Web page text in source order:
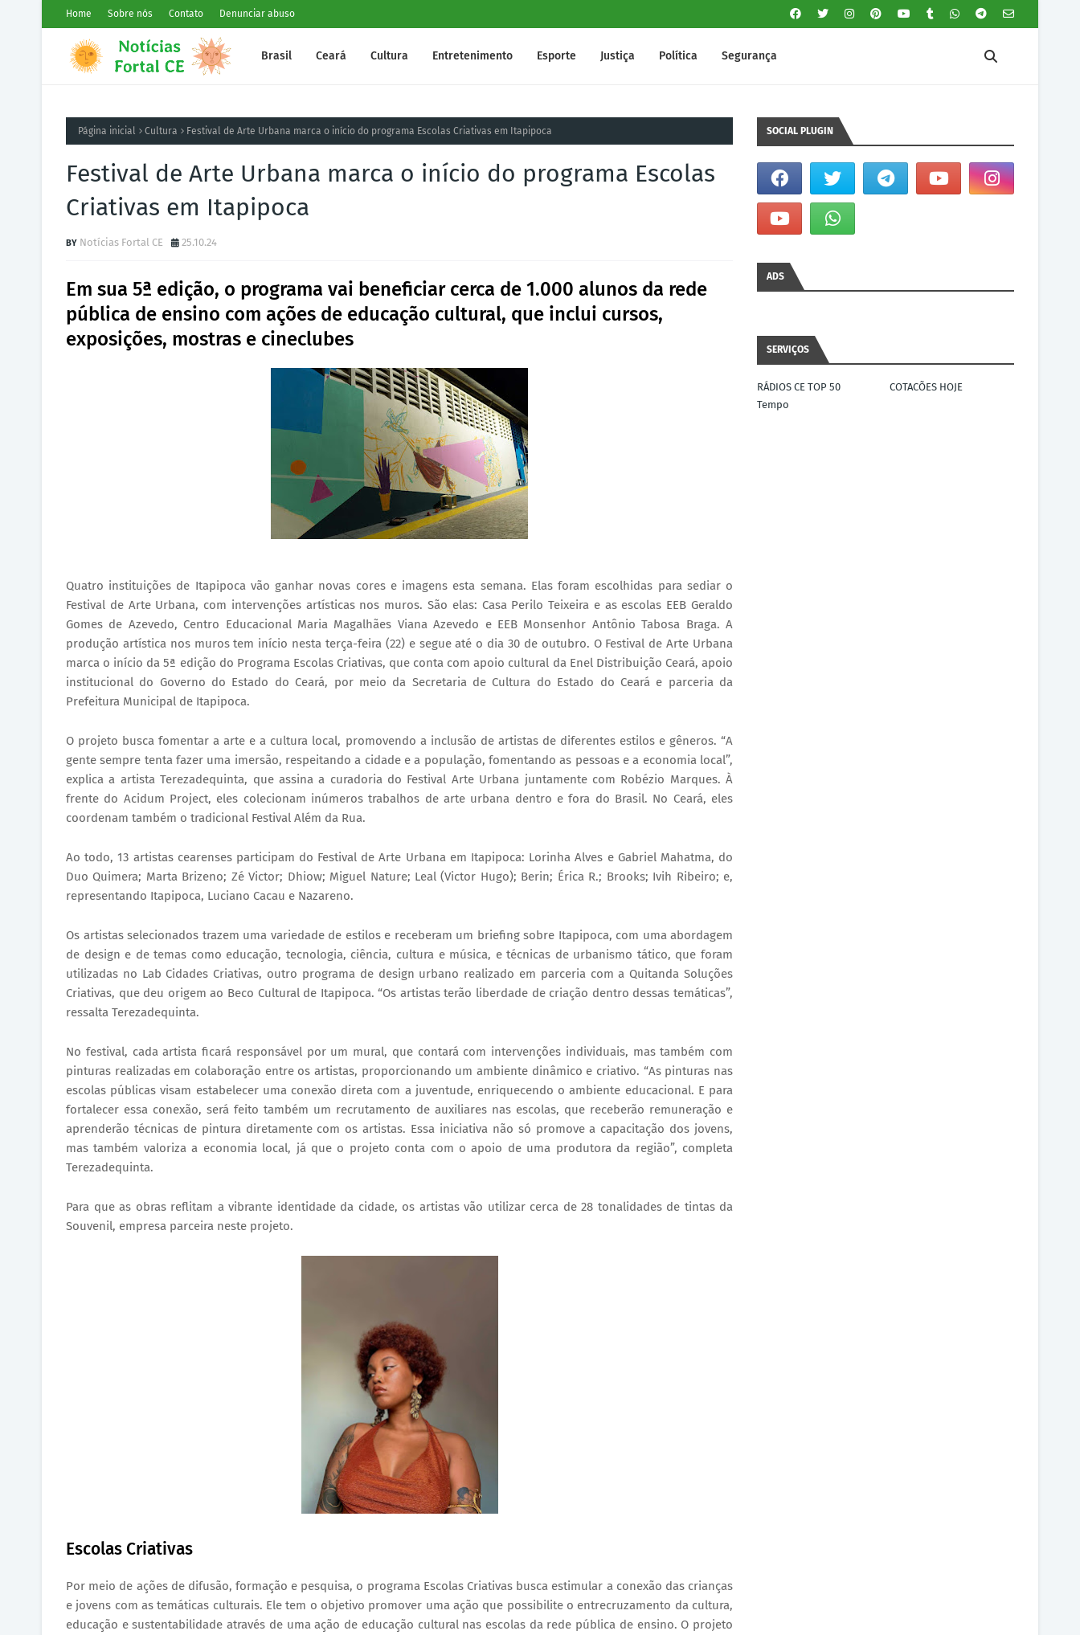
Home Sobre nós Contato Denunciar abuso
Brasil Ceará Cultura Entretenimento Esporte Justiça Política Segurança
Página inicial Cultura Festival de Arte Urbana marca o início do programa Escolas Criativas em Itapipoca
Festival de Arte Urbana marca o início do programa Escolas
Criativas em Itapipoca
Notícias Fortal CE 25.10.24
Em sua 5ª edição, o programa vai beneficiar cerca de 1.000 alunos da rede
pública de ensino com ações de educação cultural, que inclui cursos,
exposições, mostras e cineclubes
Quatro instituições de Itapipoca vão ganhar novas cores e imagens esta semana. Elas foram escolhidas para sediar o
Festival de Arte Urbana, com intervenções artísticas nos muros. São elas: Casa Perilo Teixeira e as escolas EEB Geraldo
Gomes de Azevedo, Centro Educacional Maria Magalhães Viana Azevedo e EEB Monsenhor Antônio Tabosa Braga. A
produção artística nos muros tem início nesta terça-feira (22) e segue até o dia 30 de outubro. O Festival de Arte Urbana
marca o início da 5ª edição do Programa Escolas Criativas, que conta com apoio cultural da Enel Distribuição Ceará, apoio
institucional do Governo do Estado do Ceará, por meio da Secretaria de Cultura do Estado do Ceará e parceria da
Prefeitura Municipal de Itapipoca.
O projeto busca fomentar a arte e a cultura local, promovendo a inclusão de artistas de diferentes estilos e gêneros. “A
gente sempre tenta fazer uma imersão, respeitando a cidade e a população, fomentando as pessoas e a economia local”,
explica a artista Terezadequinta, que assina a curadoria do Festival Arte Urbana juntamente com Robézio Marques. À
frente do Acidum Project, eles colecionam inúmeros trabalhos de arte urbana dentro e fora do Brasil. No Ceará, eles
coordenam também o tradicional Festival Além da Rua.
Ao todo, 13 artistas cearenses participam do Festival de Arte Urbana em Itapipoca: Lorinha Alves e Gabriel Mahatma, do
Duo Quimera; Marta Brizeno; Zé Victor; Dhiow; Miguel Nature; Leal (Victor Hugo); Berin; Érica R.; Brooks; Ivih Ribeiro; e,
representando Itapipoca, Luciano Cacau e Nazareno.
Os artistas selecionados trazem uma variedade de estilos e receberam um briefing sobre Itapipoca, com uma abordagem
de design e de temas como educação, tecnologia, ciência, cultura e música, e técnicas de urbanismo tático, que foram
utilizadas no Lab Cidades Criativas, outro programa de design urbano realizado em parceria com a Quitanda Soluções
Criativas, que deu origem ao Beco Cultural de Itapipoca. “Os artistas terão liberdade de criação dentro dessas temáticas”,
ressalta Terezadequinta.
No festival, cada artista ficará responsável por um mural, que contará com intervenções individuais, mas também com
pinturas realizadas em colaboração entre os artistas, proporcionando um ambiente dinâmico e criativo. “As pinturas nas
escolas públicas visam estabelecer uma conexão direta com a juventude, enriquecendo o ambiente educacional. E para
fortalecer essa conexão, será feito também um recrutamento de auxiliares nas escolas, que receberão remuneração e
aprenderão técnicas de pintura diretamente com os artistas. Essa iniciativa não só promove a capacitação dos jovens,
mas também valoriza a economia local, já que o projeto conta com o apoio de uma produtora da região”, completa
Terezadequinta.
Para que as obras reflitam a vibrante identidade da cidade, os artistas vão utilizar cerca de 28 tonalidades de tintas da
Souvenil, empresa parceira neste projeto.
Escolas Criativas
Por meio de ações de difusão, formação e pesquisa, o programa Escolas Criativas busca estimular a conexão das crianças
e jovens com as temáticas culturais. Ele tem o objetivo promover uma ação que possibilite o entrecruzamento da cultura,
educação e sustentabilidade através de uma ação de educação cultural nas escolas da rede pública de ensino. O projeto
SOCIAL PLUGIN
ADS
SERVIÇOS
RÁDIOS CE TOP 50
COTACÕES HOJE
Tempo